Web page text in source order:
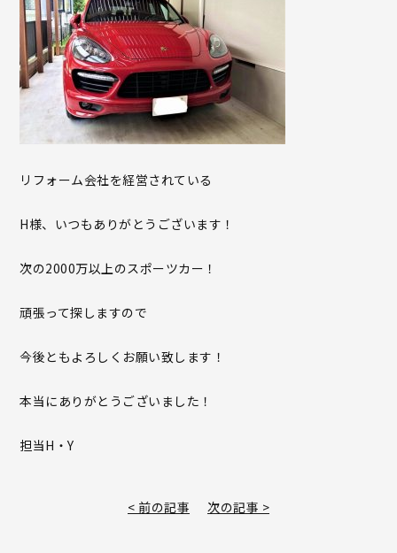
リフォーム会社を経営されている
H様、いつもありがとうございます！
次の2000万以上のスポーツカー！
頑張って探しますので
今後ともよろしくお願い致します！
本当にありがとうございました！
担当H・Y
< 前の記事 次の記事 >